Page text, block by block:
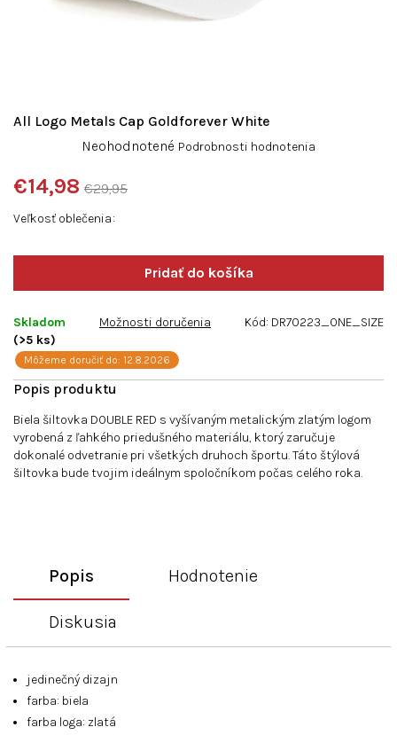
Biela šiltovka DOUBLE RED s vyšívaným metalickým zlatým logom
vyrobená z ľahkého priedušného materiálu, ktorý zaručuje
dokonalé odvetranie pri všetkých druhoch športu. Táto štýlová
šiltovka bude tvojim ideálnym spoločníkom počas celého roka.
Veľkosť oblečenia
€29,95
€14,98
cena:
Skladom
(>5 ks)
Môžeme doručiť do: 12.8.2026
Možnosti doručenia Kód: DR70223_ONE_SIZE
All Logo Metals Cap Goldforever White
produktu
je
0,0
Neohodnotené Podrobnosti hodnotenia
Popis Hodnotenie
Diskusia
jedinečný dizajn
farba: biela
farba loga: zlatá